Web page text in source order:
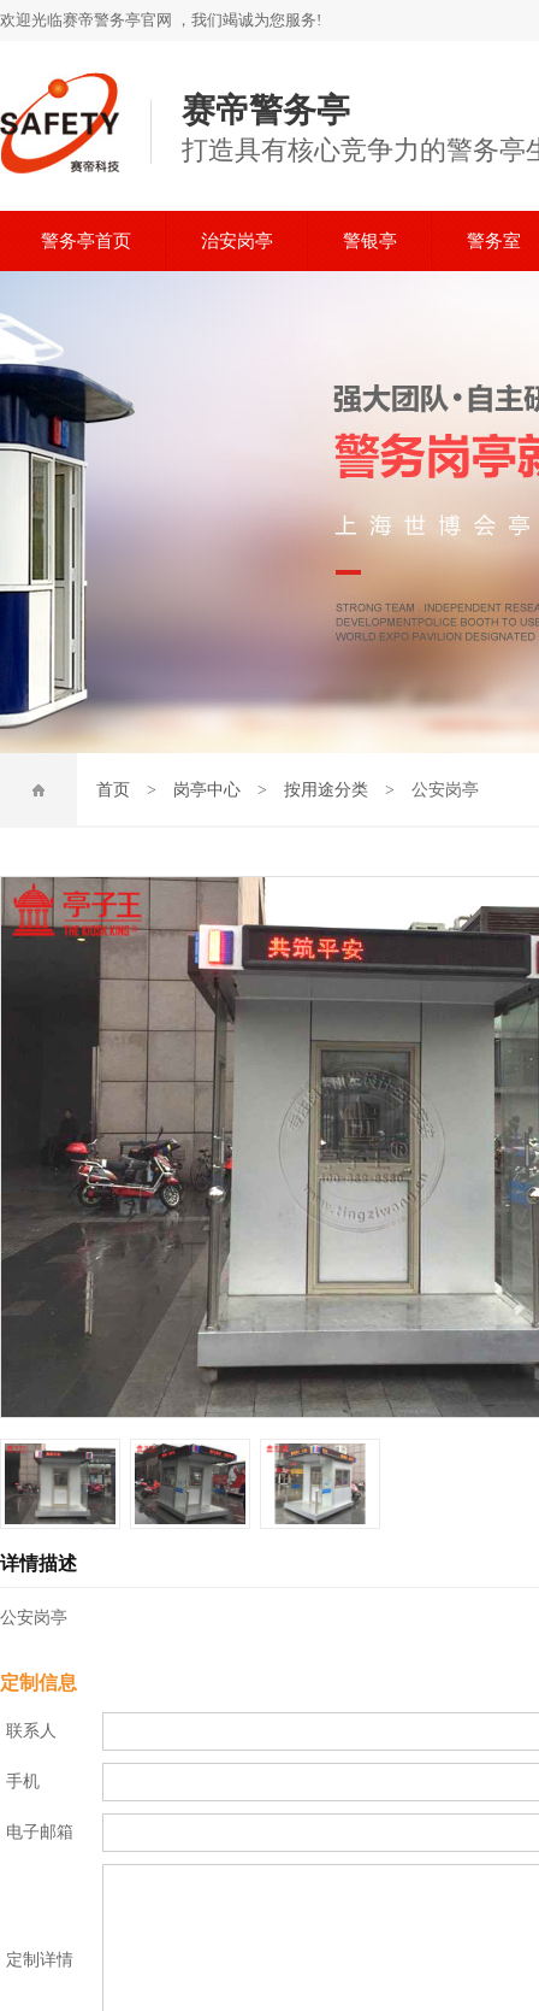
欢迎光临赛帝警务亭官网 ，我们竭诚为您服务!
赛帝警务亭
打造具有核心竞争力的警务亭
警务亭首页 治安岗亭 警银亭 警务室
首页 > 岗亭中心 > 按用途分类 > 公安岗亭
详情描述
公安岗亭
定制信息
联系人
手机
电子邮箱
定制详情